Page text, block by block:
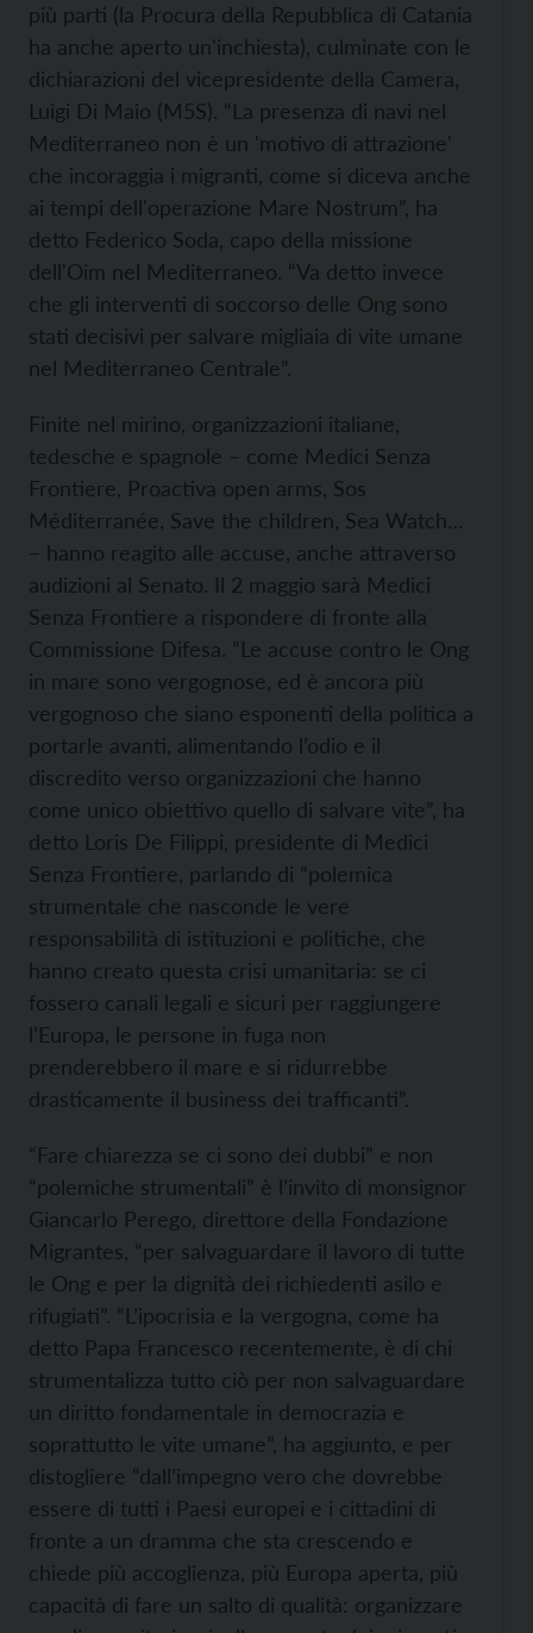
più parti (la Procura della Repubblica di Catania
ha anche aperto un'inchiesta), culminate con le
dichiarazioni del vicepresidente della Camera,
Luigi Di Maio (M5S). “La presenza di navi nel
Mediterraneo non è un 'motivo di attrazione'
che incoraggia i migranti, come si diceva anche
ai tempi dell'operazione Mare Nostrum”, ha
detto Federico Soda, capo della missione
dell'Oim nel Mediterraneo. “Va detto invece
che gli interventi di soccorso delle Ong sono
stati decisivi per salvare migliaia di vite umane
nel Mediterraneo Centrale”.
Finite nel mirino, organizzazioni italiane,
tedesche e spagnole – come Medici Senza
Frontiere, Proactiva open arms, Sos
Méditerranée, Save the children, Sea Watch…
– hanno reagito alle accuse, anche attraverso
audizioni al Senato. Il 2 maggio sarà Medici
Senza Frontiere a rispondere di fronte alla
Commissione Difesa. “Le accuse contro le Ong
in mare sono vergognose, ed è ancora più
vergognoso che siano esponenti della politica a
portarle avanti, alimentando l’odio e il
discredito verso organizzazioni che hanno
come unico obiettivo quello di salvare vite”, ha
detto Loris De Filippi, presidente di Medici
Senza Frontiere, parlando di “polemica
strumentale che nasconde le vere
responsabilità di istituzioni e politiche, che
hanno creato questa crisi umanitaria: se ci
fossero canali legali e sicuri per raggiungere
l’Europa, le persone in fuga non
prenderebbero il mare e si ridurrebbe
drasticamente il business dei trafficanti”.
“Fare chiarezza se ci sono dei dubbi” e non
“polemiche strumentali” è l’invito di monsignor
Giancarlo Perego, direttore della Fondazione
Migrantes, “per salvaguardare il lavoro di tutte
le Ong e per la dignità dei richiedenti asilo e
rifugiati”. “L’ipocrisia e la vergogna, come ha
detto Papa Francesco recentemente, è di chi
strumentalizza tutto ciò per non salvaguardare
un diritto fondamentale in democrazia e
soprattutto le vite umane”, ha aggiunto, e per
distogliere “dall’impegno vero che dovrebbe
essere di tutti i Paesi europei e i cittadini di
fronte a un dramma che sta crescendo e
chiede più accoglienza, più Europa aperta, più
capacità di fare un salto di qualità: organizzare